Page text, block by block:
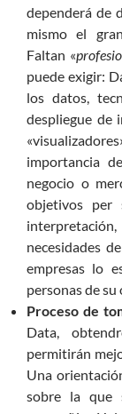
dependerá de
mismo el
Faltan «
puede exigir:
los datos,
despliegue de
importancia
negocio o
objetivos per
necesidades
empresas lo
personas de
Proceso de
Data,
permitirán
Una
sobre la que